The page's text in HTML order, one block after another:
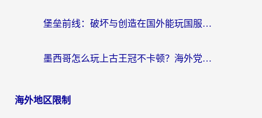
堡垒前线：破坏与创造在国外能玩国服吗？海外玩家国服畅玩终极指南
墨西哥怎么玩上古王冠不卡顿？海外党国服游戏加速器选择全攻略
海外地区限制